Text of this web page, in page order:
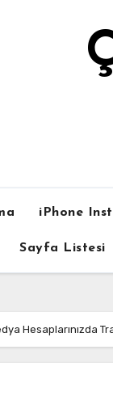
iPhone
Sayfa Listesi
Hesaplarınızda